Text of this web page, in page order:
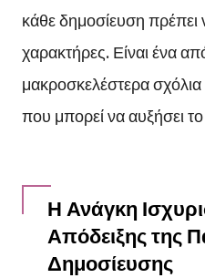
κάθε δημοσίευση πρέπει
χαρακτήρες. Είναι ένα
μακροσκελέστερα
που μπορεί να αυξήσει
Η Ανάγκη
Απόδειξης της
Δημοσίευσης